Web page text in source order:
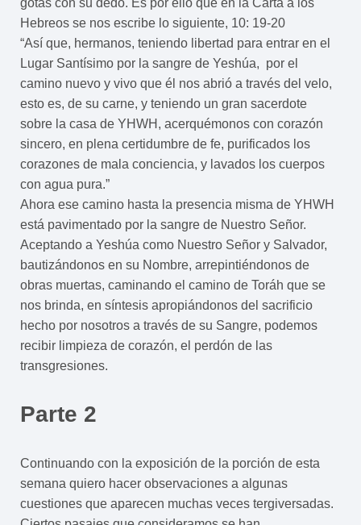
gotas con su dedo. Es por ello que en la Carta a los
Hebreos se nos escribe lo siguiente, 10: 19-20
“Así que, hermanos, teniendo libertad para entrar en el
Lugar Santísimo por la sangre de Yeshúa, por el
camino nuevo y vivo que él nos abrió a través del velo,
esto es, de su carne, y teniendo un gran sacerdote
sobre la casa de YHWH, acerquémonos con corazón
sincero, en plena certidumbre de fe, purificados los
corazones de mala conciencia, y lavados los cuerpos
con agua pura.”
Ahora ese camino hasta la presencia misma de YHWH
está pavimentado por la sangre de Nuestro Señor.
Aceptando a Yeshúa como Nuestro Señor y Salvador,
bautizándonos en su Nombre, arrepintiéndonos de
obras muertas, caminando el camino de Toráh que se
nos brinda, en síntesis apropiándonos del sacrificio
hecho por nosotros a través de su Sangre, podemos
recibir limpieza de corazón, el perdón de las
transgresiones.
Parte 2
Continuando con la exposición de la porción de esta
semana quiero hacer observaciones a algunas
cuestiones que aparecen muchas veces tergiversadas.